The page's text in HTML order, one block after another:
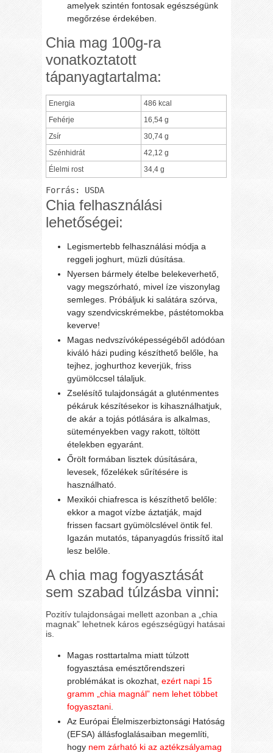
amelyek szintén fontosak egészségünk
megőrzése érdekében.
Chia mag 100g-ra
vonatkoztatott
tápanyagtartalma:
Energia
486 kcal
Fehérje
16,54 g
Zsír
30,74 g
Szénhidrát
42,12 g
Élelmi rost
34,4 g
Forrás: USDA
Chia felhasználási
lehetőségei:
Legismertebb felhasználási módja a
reggeli joghurt, müzli dúsítása.
Nyersen bármely ételbe belekeverhető,
vagy megszórható, mivel íze viszonylag
semleges. Próbáljuk ki salátára szórva,
vagy szendvicskrémekbe, pástétomokba
keverve!
Magas nedvszívóképességéből adódóan
kiváló házi puding készíthető belőle, ha
tejhez, joghurthoz keverjük, friss
gyümölccsel tálaljuk.
Zselésítő tulajdonságát a gluténmentes
pékáruk készítésekor is kihasználhatjuk,
de akár a tojás pótlására is alkalmas,
süteményekben vagy rakott, töltött
ételekben egyaránt.
Őrölt formában lisztek dúsítására,
levesek, főzelékek sűrítésére is
használható.
Mexikói chiafresca is készíthető belőle:
ekkor a magot vízbe áztatják, majd
frissen facsart gyümölcslével öntik fel.
Igazán mutatós, tápanyagdús frissítő ital
lesz belőle.
A chia mag fogyasztását
sem szabad túlzásba vinni:
Pozitív tulajdonságai mellett azonban a „chia
magnak” lehetnek káros egészségügyi hatásai
is.
Magas rosttartalma miatt túlzott
fogyasztása emésztőrendszeri
problémákat is okozhat,ezért napi 15
gramm „chia magnál” nem lehet többet
fogyasztani
Az Európai Élelmiszerbiztonsági Hatóság
(EFSA) állásfoglalásaiban megemlíti,
hogy nem zárható ki az aztékzsályamag